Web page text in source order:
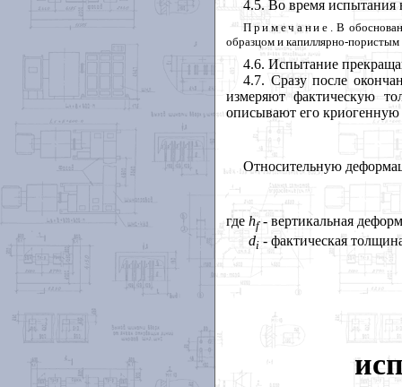
4.5. Во время испытания
Примечание . В
образцом и капиллярно-
4.6. Испытание
4.7. Сразу после
измеряют фактическую
описывают его криогенную
Относительную
где hf- вертикальная
di- фактическая